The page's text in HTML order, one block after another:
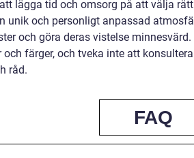
lägga tid och omsorg på att välja
unik och personligt anpassad
och göra deras vistelse
och färger, och tveka inte att
råd.
FAQ